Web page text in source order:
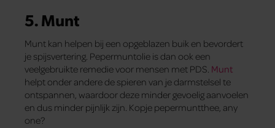
5. Munt
Munt kan helpen bij een opgeblazen buik en bevordert
je spijsvertering. Pepermuntolie is dan ook een
veelgebruikte remedie voor mensen met PDS. Munt
helpt onder andere de spieren van je darmstelsel te
ontspannen, waardoor deze minder gevoelig aanvoelen
en dus minder pijnlijk zijn. Kopje pepermuntthee, any
one?